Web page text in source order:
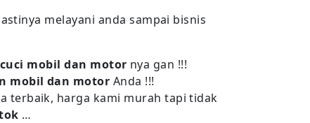
melayani anda sampai bisnis
mobil dan motor nya gan !!!
mobil dan motor Anda !!!
terbaik, harga kami murah tapi tidak
…